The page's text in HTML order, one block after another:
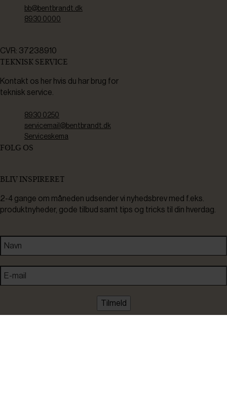
bb@bentbrandt.dk
8930 0000
CVR: 37238910
TEKNISK SERVICE
Kontakt os her hvis du har brug for
teknisk service.
8930 0250
servicemail@bentbrandt.dk
Serviceskema
FØLG OS
BLIV INSPIRERET
2-4 gange om måneden udsender vi nyhedsbrev med f.eks.
produktnyheder, gode tilbud samt tips og tricks til din hverdag.
Tilmeld